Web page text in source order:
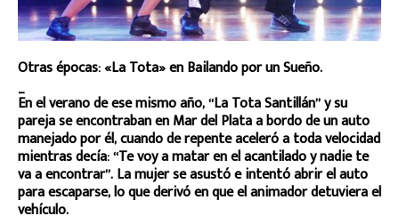
Otras épocas: «La Tota» en Bailando por un Sueño.
_
En el verano de ese mismo año, “La Tota Santillán” y su
pareja se encontraban en Mar del Plata a bordo de un auto
manejado por él, cuando de repente aceleró a toda velocidad
mientras decía: “Te voy a matar en el acantilado y nadie te
va a encontrar”. La mujer se asustó e intentó abrir el auto
para escaparse, lo que derivó en que el animador detuviera el
vehículo.